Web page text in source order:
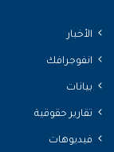
الأخبار
انفوجرافك
بيانات
تقارير حقوقية
فيديوهات